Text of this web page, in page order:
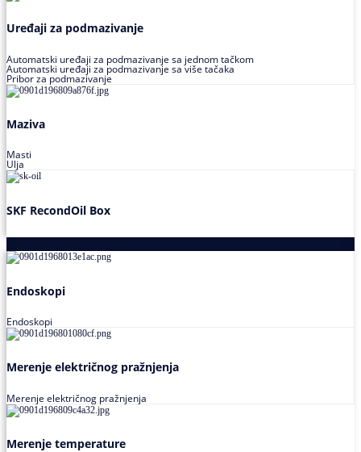
Uređaji za podmazivanje
Automatski uređaji za podmazivanje sa jednom tačkom
Automatski uređaji za podmazivanje sa više tačaka
Pribor za podmazivanje
Maziva
Masti
Ulja
SKF RecondOil Box
Endoskopi
Endoskopi
Merenje električnog pražnjenja
Merenje električnog pražnjenja
Merenje temperature